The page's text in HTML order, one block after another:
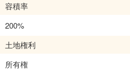
容積率
200%
土地権利
所有権